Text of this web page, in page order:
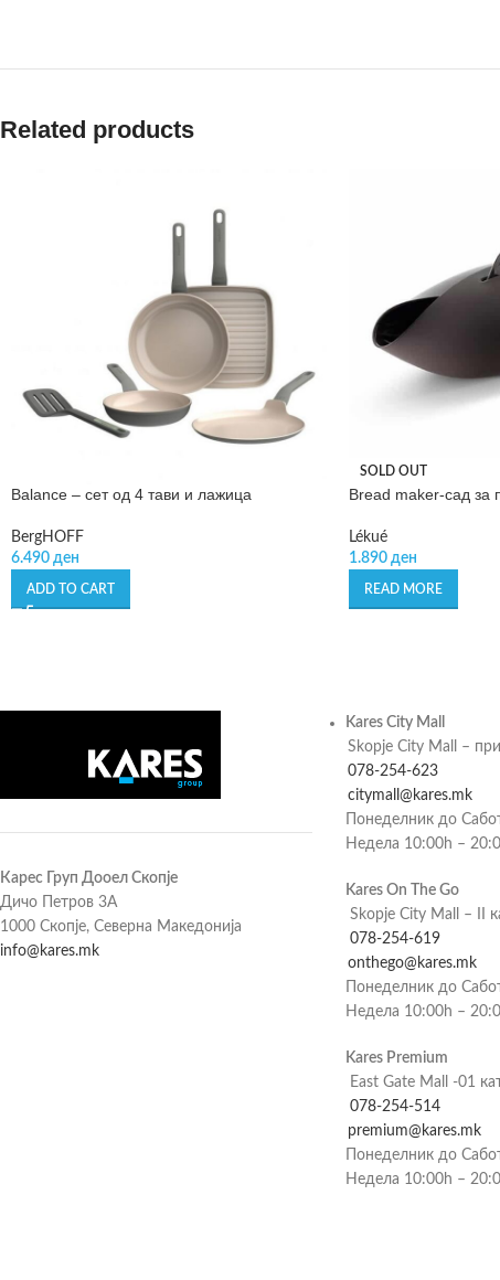
Related products
Balance – сет од 4 тави и лажица
BergHOFF
6.490 ден
ADD TO CART
SOLD OUT
Bread maker-сад за
Lékué
1.890 ден
READ MORE
Карес Груп Дооел Скопје
Дичо Петров 3А
1000 Скопје, Северна Македонија
info@kares.mk
Kares City Mall
Skopje City Mall –
078-254-623
citymall@kares.mk
Понеделник до
Недела 10:00h –
Kares On The Go
Skopje City Mall – II
078-254-619
onthego@kares.mk
Понеделник до
Недела 10:00h –
Kares Premium
East Gate Mall -01
078-254-514
premium@kares.mk
Понеделник до
Недела 10:00h –